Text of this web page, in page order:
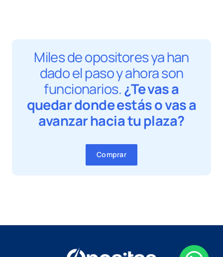
Miles de opositores ya han
dado el paso y ahora son
funcionarios.¿Te vas a
quedar donde estás o vas a
avanzar hacia tu plaza?
Comprar